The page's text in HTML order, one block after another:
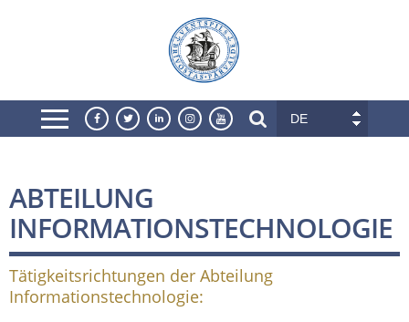
DE
ABTEILUNG
INFORMATIONSTECHNOLOGIE
Tätigkeitsrichtungen der Abteilung
Informationstechnologie: